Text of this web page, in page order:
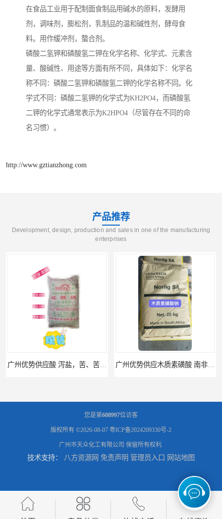
在食品工业用于配制面食制品用碱水的原料，发酵用
剂，调味剂，膨松剂，乳制品的温和碱性剂，酵母食
料。用作缓冲剂，螯合剂。
磷酸二氢钾和磷酸氢二钾在化学名称、化学式、元素含
量、酸碱性、用途等方面有所不同，具体如下：化学名
称不同：磷酸二氢钾和磷酸氢二钾的化学名称不同。化
学式不同：磷酸二氢钾的化学式为KH2PO4，而磷酸氢
二钾的化学式通常表示为K2HPO4（尽管存在不同的命
名习惯）。
http://www.gztianzhong.com
产品推荐
Development, design, production and sales in one of the manufacturing
enterprises
广州优势供应酸 泻盐，苦、苦盐、泻利盐 七水酸 广州优势供应木质素磺酸 南非工业木质素磺酸
广州供应聚 工业聚 低价净水剂 供应广州 深圳 柠檬酸 山东英轩柠檬酸 二水柠檬酸
您是第608997位访客
版权所有 ©2026-08-07 粤ICP备2024209330号-2
广州市天众化工有限公司 保留所有权利.
技术支持： 八方资源网 免责声明 管理员入口 网站地图